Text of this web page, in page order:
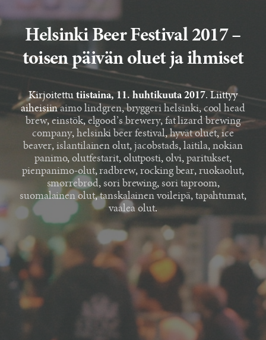
Helsinki Beer Festival 2017 –
toisen päivän oluet ja ihmiset
Kirjoitettu tiistaina, 11. huhtikuuta 2017. Liittyy
aiheisiinaimo lindgren,bryggeri helsinki, cool head
brew,einstök, elgood’s brewery, fat lizard brewing
company, helsinki beer festival,hyvät oluet, ice
beaver,islantilainen olut, jacobstads,laitila, nokian
panimo,olutfestarit, olutposti,olvi, paritukset,
pienpanimo-olut,radbrew, rocking bear,ruokaolut,
smørrebrød, sori brewing,sori taproom,
suomalainen olut,tanskalainen voileipä, tapahtumat,
vaalea olut.